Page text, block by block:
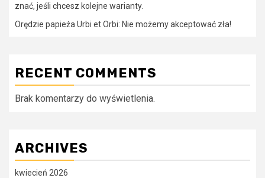
znać, jeśli chcesz kolejne warianty.
Orędzie papieża Urbi et Orbi: Nie możemy akceptować zła!
RECENT COMMENTS
Brak komentarzy do wyświetlenia.
ARCHIVES
kwiecień 2026